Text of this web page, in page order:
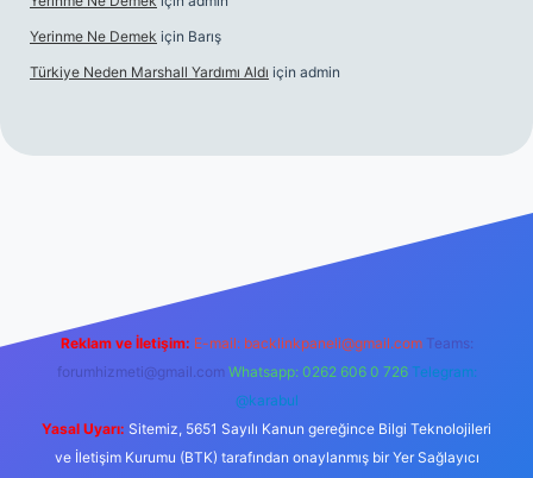
Yerinme Ne Demek için Barış
Türkiye Neden Marshall Yardımı Aldı için admin
hiltonbet yeni giriş
Reklam ve İletişim: E-mail: backlinkpaneli@gmail.com Teams:
forumhizmeti@gmail.com Whatsapp: 0262 606 0 726 Telegram:
@karabul
Yasal Uyarı: Sitemiz, 5651 Sayılı Kanun gereğince Bilgi Teknolojileri
ve İletişim Kurumu (BTK) tarafından onaylanmış bir Yer Sağlayıcı